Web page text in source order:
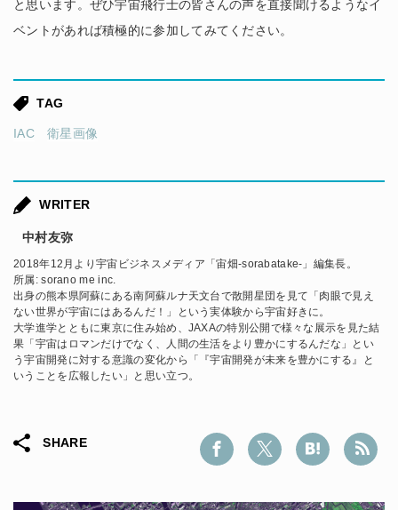
と思います。ぜひ宇宙飛行士の皆さんの声を直接聞けるようなイ
ベントがあれば積極的に参加してみてください。
TAG
IAC 衛星画像
WRITER
中村友弥
2018年12月より宇宙ビジネスメディア「宙畑-sorabatake-」編集長。
所属:sorano me inc.
出身の熊本県阿蘇にある南阿蘇ルナ天文台で散開星団を見て「肉眼で見え
ない世界が宇宙にはあるんだ！」という実体験から宇宙好きに。
大学進学とともに東京に住み始め、JAXAの特別公開で様々な展示を見た結
果「宇宙はロマンだけでなく、人間の生活をより豊かにするんだな」とい
う宇宙開発に対する意識の変化から「『宇宙開発が未来を豊かにする』と
いうことを広報したい」と思い立つ。
SHARE